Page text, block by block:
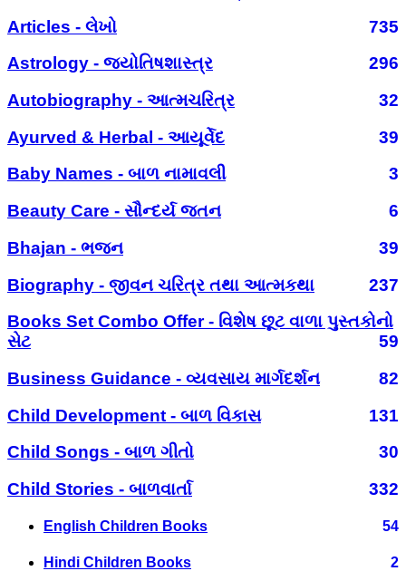
Articles - લેખો
735
Astrology - જ્યોતિષશાસ્ત્ર
296
Autobiography - આત્મચરિત્ર
32
Ayurved & Herbal - આયૂર્વેદ
39
Baby Names - બાળ નામાવલી
3
Beauty Care - સૌન્દર્ય જતન
6
Bhajan - ભજન
39
Biography - જીવન ચરિત્ર તથા આત્મકથા
237
Books Set Combo Offer - વિશેષ છૂટ વાળા પુસ્તકોનો
સેટ
59
Business Guidance - વ્યવસાય માર્ગદર્શન
82
Child Development - બાળ વિકાસ
131
Child Songs - બાળ ગીતો
30
Child Stories - બાળવાર્તા
332
English Children Books 54
Hindi Children Books 2